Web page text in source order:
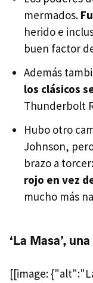
mermados.
herido e
buen factor
Además
los clásicos
Thunderbolt
Hubo otro
Johnson,
brazo a torcer:
rojo en vez
mucho más
‘La Masa’,
[[image: